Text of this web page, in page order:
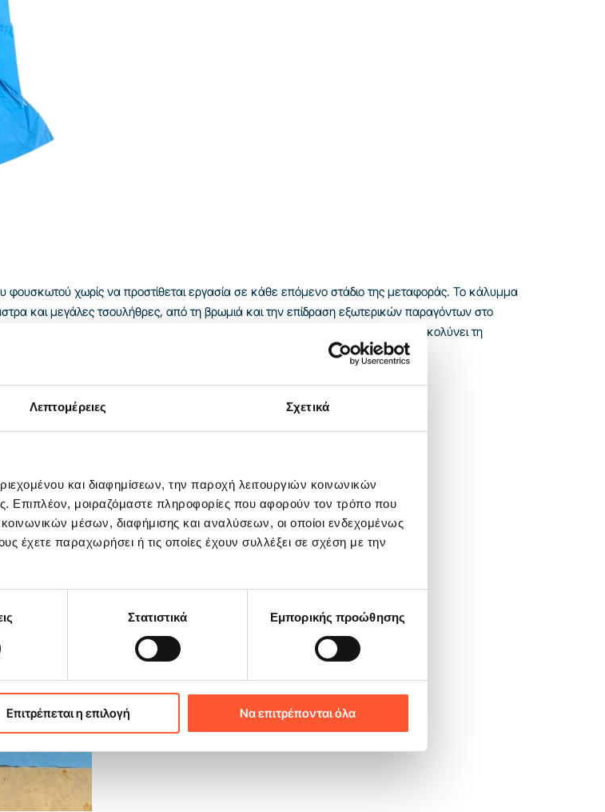
Λεπτομέρειες Σχετικά
και διαφημίσεων, την παροχή λειτουργιών κοινωνικών
Επιπλέον, μοιραζόμαστε πληροφορίες που αφορούν τον τρόπο που
μέσων, διαφήμισης και αναλύσεων, οι οποίοι ενδεχομένως
έχετε παραχωρήσει ή τις οποίες έχουν συλλέξει σε σχέση με την
Στατιστικά Εμπορικής προώθησης
Επιτρέπεται η επιλογή Να επιτρέπονται όλα
χωρίς να προστίθεται εργασία σε κάθε επόμενο στάδιο της μεταφοράς. Το κάλυμμα
και μεγάλες τσουλήθρες, από τη βρωμιά και την επίδραση εξωτερικών παραγόντων στο
τύλιγμα του ρολαρισμένου εξοπλισμού από κάθε πλευρά, γεγονός που διευκολύνει τη